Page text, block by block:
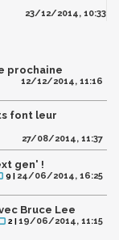
23/12/2014, 10:33
prochaine
12/12/2014, 11:16
font leur
27/08/2014, 11:37
gen' !
9 | 24/06/2014, 16:25
Bruce Lee
2 |19/06/2014, 11:15